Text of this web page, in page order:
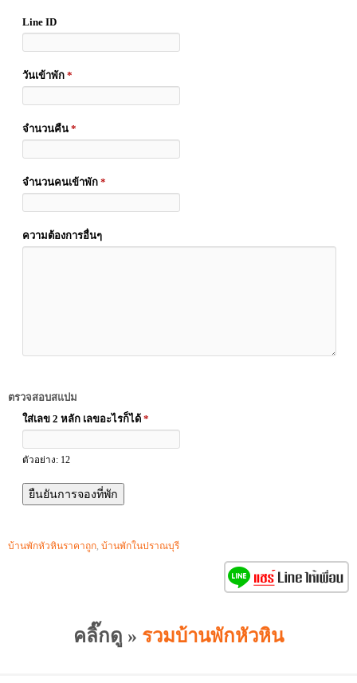
Line ID
วันเข้าพัก *
จำนวนคืน *
จำนวนคนเข้าพัก *
ความต้องการอื่นๆ
ตรวจสอบสแปม
ใส่เลข 2 หลัก เลขอะไรก็ได้ *
ตัวอย่าง: 12
บ้านพักหัวหินราคาถูก, บ้านพักในปราณบุรี
คลิ๊กดู » รวมบ้านพักหัวหิน